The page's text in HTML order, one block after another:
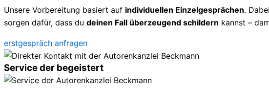
Unsere Vorbereitung basiert auf individuellen Einzelgesprächen.
sorgen dafür, dass du deinen Fall überzeugend schildern kannst –
erstgespräch anfragen
Service der begeistert